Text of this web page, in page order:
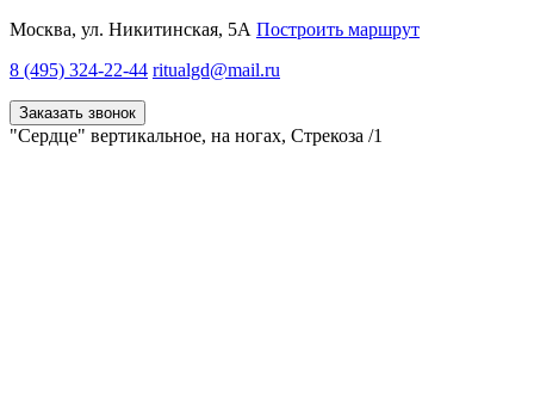
Москва, ул. Никитинская, 5А Построить маршрут
8 (495) 324-22-44 ritualgd@mail.ru
Заказать звонок
"Сердце" вертикальное, на ногах, Стрекоза /1